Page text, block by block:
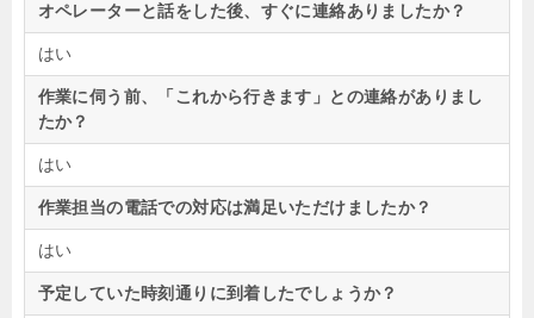
オペレーターと話をした後、すぐに連絡ありましたか？
はい
作業に伺う前、「これから行きます」との連絡がありまし
たか？
はい
作業担当の電話での対応は満足いただけましたか？
はい
予定していた時刻通りに到着したでしょうか？